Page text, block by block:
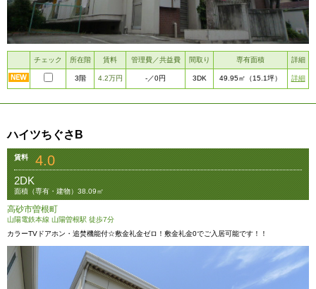
チェック 所在階 賃料 管理費／共益費 間取り 専有面積 詳細
3階 4.2万円 -／0円 3DK 49.95㎡ （15.1坪） 詳細
ハイツちぐさB
賃料 4.0
2DK
面積（専有・建物）38.09㎡
高砂市曽根町
山陽電鉄本線 山陽曽根駅 徒歩7分
カラーTVドアホン・追焚機能付☆敷金礼金ゼロ！敷金礼金0でご入居可能です！！